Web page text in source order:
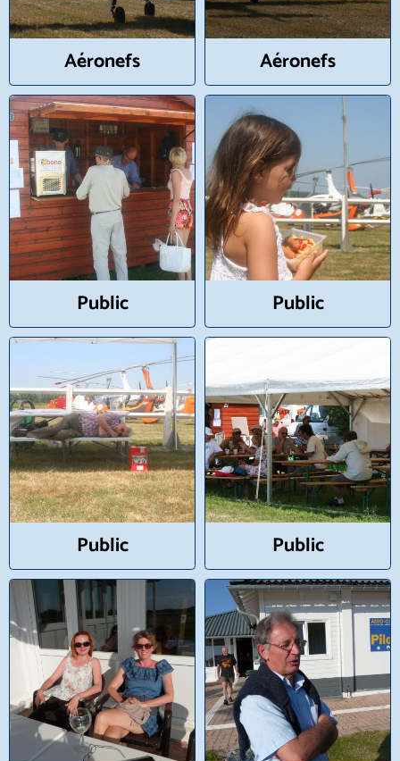
Aéronefs Aéronefs
Public Public
Public Public